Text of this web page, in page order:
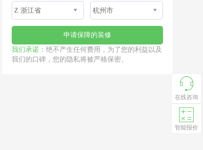
我们承诺： 绝不产生任何费用，为了您的利益以及
我们的口碑，您的隐私将被严格保密。
在线咨询
智能报价